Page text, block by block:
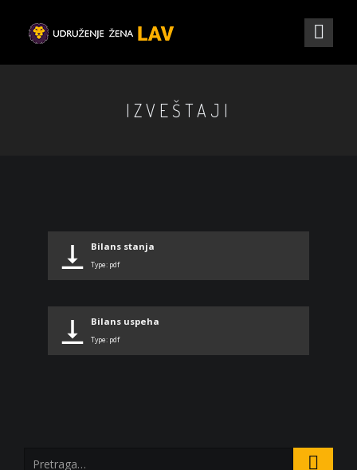
IZVEŠTAJI
Bilans stanja
Type: pdf
Bilans uspeha
Type: pdf